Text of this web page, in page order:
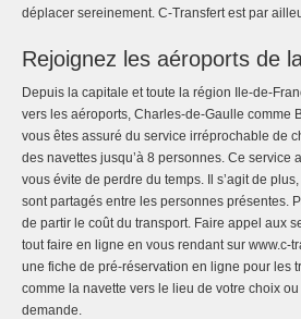
déplacer sereinement. C-Transfert est par
Rejoignez les aéroports de
Depuis la capitale et toute la région Ile-de-
vers les aéroports, Charles-de-Gaulle comme
vous êtes assuré du service irréprochable de
des navettes jusqu’à 8 personnes. Ce
vous évite de perdre du temps. Il s’agit de
sont partagés entre les personnes présentes.
de partir le coût du transport. Faire appel aux
tout faire en ligne en vous rendant sur www.c-
une fiche de pré-réservation en ligne pour les
comme la navette vers le lieu de votre choix
demande.